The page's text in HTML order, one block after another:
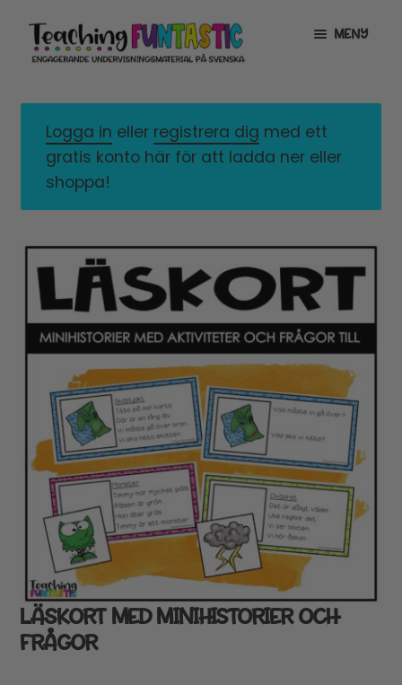
Hoppa
till
navigering
Gå
till
innehåll
MENY
MITT KONTO
GRATISMATERIAL
LICENSER
EXPANDERA
UNDERMENY
TYPSNITT
Logga in eller registrera dig med ett
gratis konto här för att ladda ner eller
shoppa!
LÄSKORT MED MINIHISTORIER OCH
FRÅGOR